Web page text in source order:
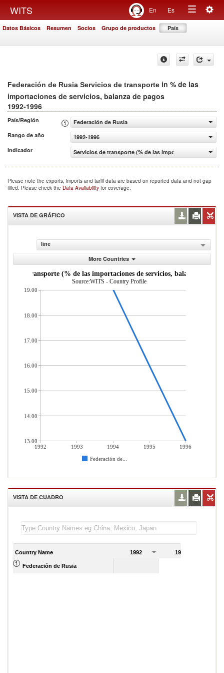
WITS En Es
Toggle
Datos Básicos Resumen Socios Grupo de productos País
Federación de Rusia Servicios de transporte in % de las
importaciones de servicios, balanza de pagos
1992-1996
País/Región
Federación de Rusia
Rango de año
1992-1996
Indicador
Servicios de transporte (% de las importaciones de
Please note the exports, imports and tariff data are based on reported data and not gap
filled. Please check the Data Availability for coverage.
VISTA DE GRÁFICO
line
More Countries
de transporte (% de las importaciones de servicios, balanza de
Source:WITS - Country Profile
1992 1993 1994 1995
1996
Federación de...
19.00
18.00
17.00
16.00
15.00
14.00
13.00
VISTA DE CUADRO
Country Name 1992 1993
Federación de Rusia